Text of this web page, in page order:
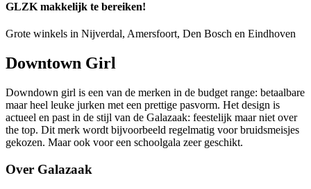
GLZK makkelijk te bereiken!
Grote winkels in Nijverdal, Amersfoort, Den Bosch en Eindhoven
Downtown Girl
Downdown girl is een van de merken in de budget range: betaalbare
maar heel leuke jurken met een prettige pasvorm. Het design is
actueel en past in de stijl van de Galazaak: feestelijk maar niet over
the top. Dit merk wordt bijvoorbeeld regelmatig voor bruidsmeisjes
gekozen. Maar ook voor een schoolgala zeer geschikt.
Over Galazaak